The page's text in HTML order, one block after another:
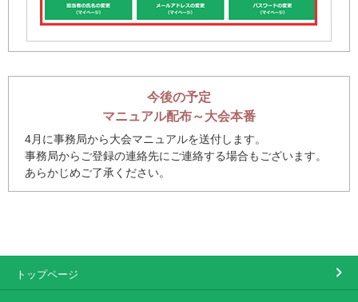
今後の予定
マニュアル配布～大会本番
4月に事務局から大会マニュアルを送付します。
事務局からご登録の連絡先にご連絡する場合もございます。
あらかじめご了承ください。
トップページ